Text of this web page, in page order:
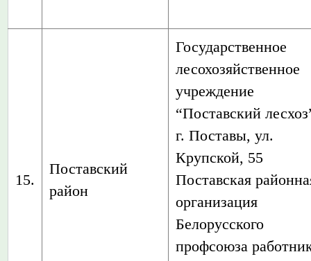
15.
Поставский
район
Государственное
лесохозяйственное
учреждение
“Поставский
г. Поставы, ул.
Крупской, 55
Поставская
организация
Белорусского
профсоюза